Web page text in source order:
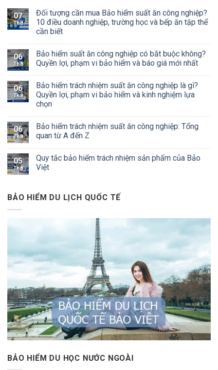
07
Th8
Đối tượng cần mua Bảo hiểm suất ăn công nghiệp?
10 điều doanh nghiệp, trường học và bếp ăn tập thể
cần biết
06
Th8
Bảo hiểm suất ăn công nghiệp có bắt buộc không?
Quyền lợi, phạm vi bảo hiểm và báo giá mới nhất
06
Th8
Bảo hiểm trách nhiệm suất ăn công nghiệp là gì?
Quyền lợi, phạm vi bảo hiểm và kinh nghiệm lựa
chọn
06
Th8
Bảo hiểm trách nhiệm suất ăn công nghiệp: Tổng
quan từ A đến Z
05
Th8
Quy tắc bảo hiểm trách nhiệm sản phẩm của Bảo
Việt
BẢO HIỂM DU LỊCH QUỐC TẾ
BẢO HIỂM DU HỌC NƯỚC NGOÀI